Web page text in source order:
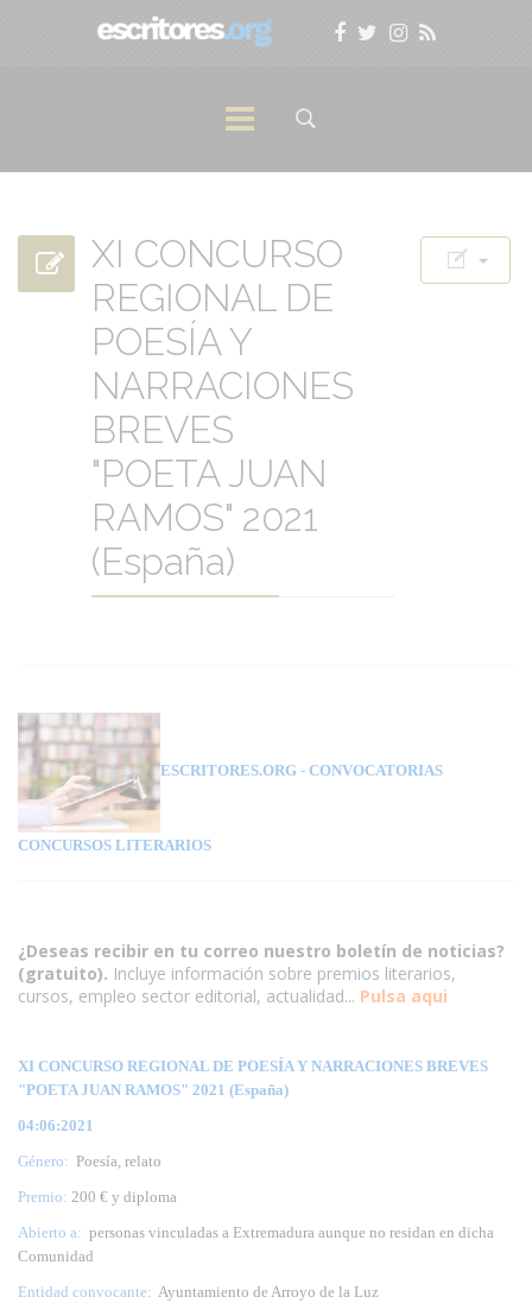
XI CONCURSO
REGIONAL DE
POESÍA Y
NARRACIONES
BREVES
"POETA JUAN
RAMOS" 2021
(España)
ESCRITORES.ORG - CONVOCATORIAS
CONCURSOS LITERARIOS
¿Deseas recibir en tu correo nuestro boletín de noticias?
(gratuito). Incluye información sobre premios literarios,
cursos, empleo sector editorial, actualidad... Pulsa aqui
XI CONCURSO REGIONAL DE POESÍA Y NARRACIONES BREVES
"POETA JUAN RAMOS" 2021 (España)
04:06:2021
Género: Poesía, relato
Premio: 200 € y diploma
Abierto a: personas vinculadas a Extremadura aunque no residan en dicha
Comunidad
Entidad convocante: Ayuntamiento de Arroyo de la Luz